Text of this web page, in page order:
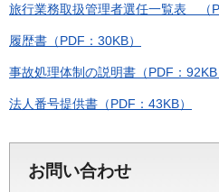
旅行業務取扱管理者選任一覧表 （
履歴書（PDF：30KB）
事故処理体制の説明書（PDF：92KB
法人番号提供書（PDF：43KB）
お問い合わせ